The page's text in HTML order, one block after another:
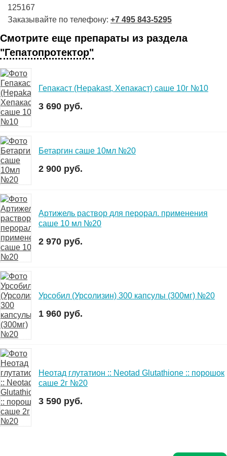
125167
Заказывайте по телефону: +7 495 843-5295
Смотрите еще препараты из раздела
"Гепатопротектор"
Гепакаст (Hepakast, Хепакаст) саше 10г №10
3 690 руб.
Бетаргин саше 10мл №20
2 900 руб.
Артижель раствор для перорал. применения
саше 10 мл №20
2 970 руб.
Урсобил (Урсолизин) 300 капсулы (300мг) №20
1 960 руб.
Неотад глутатион :: Neotad Glutathione :: порошок
саше 2г №20
3 590 руб.